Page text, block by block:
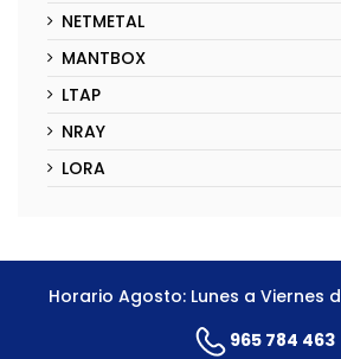
NETMETAL
MANTBOX
LTAP
NRAY
LORA
Horario Agosto: Lunes a Viernes
965 784 463